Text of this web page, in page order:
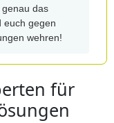
das
euch gegen
wehren!
für